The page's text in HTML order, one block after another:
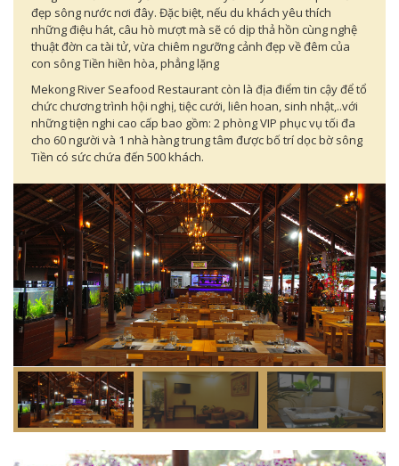
đẹp sông nước nơi đây. Đặc biệt, nếu du khách yêu thích
những điệu hát, câu hò mượt mà sẽ có dịp thả hồn cùng nghệ
thuật đờn ca tài tử, vừa chiêm ngưỡng cảnh đẹp về đêm của
con sông Tiền hiền hòa, phẳng lặng
Mekong River Seafood Restaurant còn là địa điểm tin cậy để tổ
chức chương trình hội nghị, tiệc cưới, liên hoan, sinh nhật,..với
những tiện nghi cao cấp bao gồm: 2 phòng VIP phục vụ tối đa
cho 60 người và 1 nhà hàng trung tâm được bố trí dọc bờ sông
Tiền có sức chứa đến 500 khách.